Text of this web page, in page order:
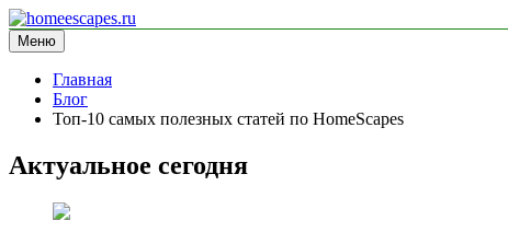
Перейти
к
содержимому
homeescapes.ru
информационный сайт
Меню
Главная
Блог
Топ-10 самых полезных статей по HomeScapes
Актуальное сегодня